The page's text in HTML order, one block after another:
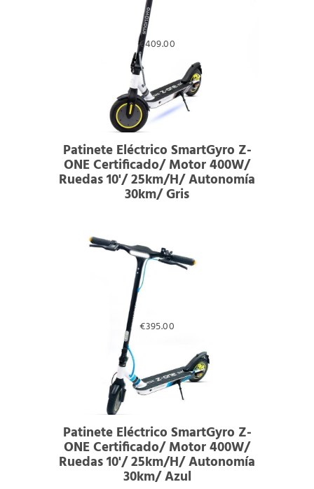
€409.00
Patinete Eléctrico SmartGyro Z-
ONE Certificado/ Motor 400W/
Ruedas 10'/ 25km/h/ Autonomía
30km/ Gris
€395.00
Patinete Eléctrico SmartGyro Z-
ONE Certificado/ Motor 400W/
Ruedas 10'/ 25km/h/ Autonomía
30km/ Azul